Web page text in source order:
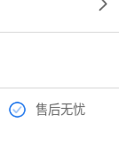
售后无忧